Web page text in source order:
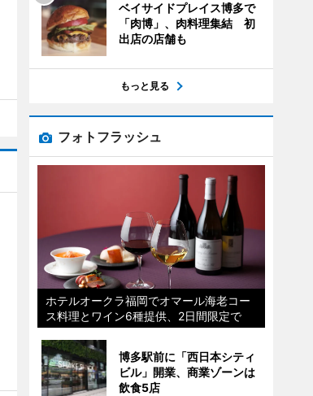
ベイサイドプレイス博多で
「肉博」、肉料理集結 初
出店の店舗も
もっと見る
フォトフラッシュ
ホテルオークラ福岡でオマール海老コー
ス料理とワイン6種提供、2日間限定で
博多駅前に「西日本シティ
ビル」開業、商業ゾーンは
飲食5店